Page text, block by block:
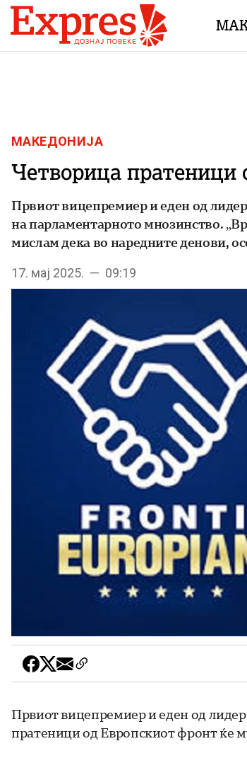
Skip to content
МАКЕДОНИЈА
Четворица
Првиот вицепремиер и еден од
на парламентарното мнозинство.
мислам дека во наредните денови,
17. мај 2025. — 09:19
Првиот вицепремиер и еден од
пратеници од Европскиот фронт ќе